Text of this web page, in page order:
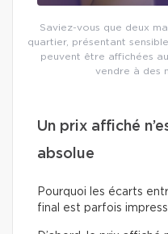
Saviez-vous que deux
quartier, présentant
peuvent être affichées
vendre à des
Un prix affiché
absolue
Pourquoi les écarts
final est parfois